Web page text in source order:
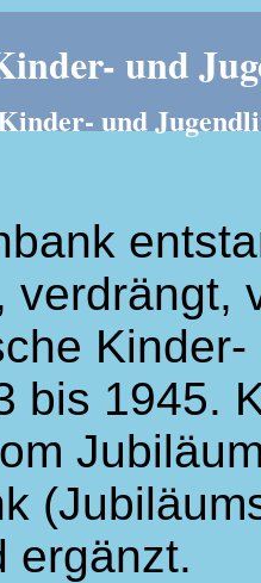
und
und
verdrängt,
bis 1945.
ergänzt.